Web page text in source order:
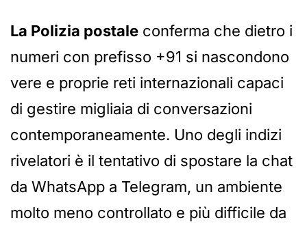
La Polizia postale conferma che dietro i
numeri con prefisso +91 si nascondono
vere e proprie reti internazionali capaci
di gestire migliaia di conversazioni
contemporaneamente. Uno degli indizi
rivelatori è il tentativo di spostare la chat
da WhatsApp a Telegram, un ambiente
molto meno controllato e più difficile da